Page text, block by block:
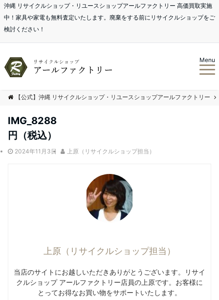
沖縄 リサイクルショップ・リユースショップアールファクトリー 高価買取実施
中！家具や家電も無料査定いたします。廃棄をする前にリサイクルショップをご
検討ください！
Menu
【公式】沖縄 リサイクルショップ・リユースショップアールファクトリー
IMG_8288
円（税込）
2024年11月3日 上原（リサイクルショップ担当）
上原（リサイクルショップ担当）
当店のサイトにお越しいただきありがとうございます。リサイ
クルショップ アールファクトリー店員の上原です。お客様に
とってお得なお買い物をサポートいたします。